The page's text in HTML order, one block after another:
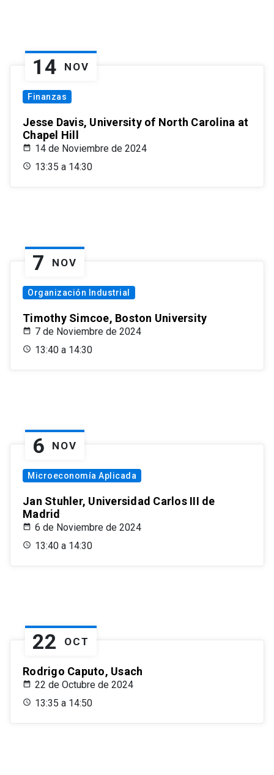
14 NOV
Finanzas
Jesse Davis, University of North Carolina at
Chapel Hill
14 de Noviembre de 2024
13:35 a 14:30
7 NOV
Organización Industrial
Timothy Simcoe, Boston University
7 de Noviembre de 2024
13:40 a 14:30
6 NOV
Microeconomía Aplicada
Jan Stuhler, Universidad Carlos III de
Madrid
6 de Noviembre de 2024
13:40 a 14:30
22 OCT
Rodrigo Caputo, Usach
22 de Octubre de 2024
13:35 a 14:50